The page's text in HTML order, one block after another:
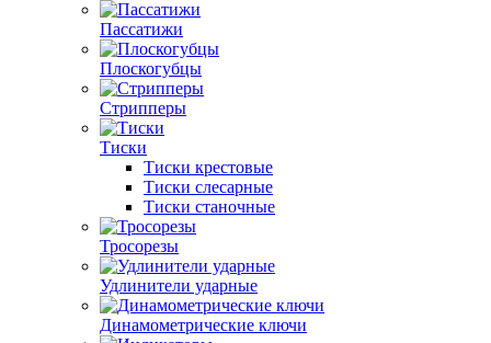
Пассатижи
Плоскогубцы
Стрипперы
Тиски
Тиски крестовые
Тиски слесарные
Тиски станочные
Тросорезы
Удлинители ударные
Динамометрические ключи